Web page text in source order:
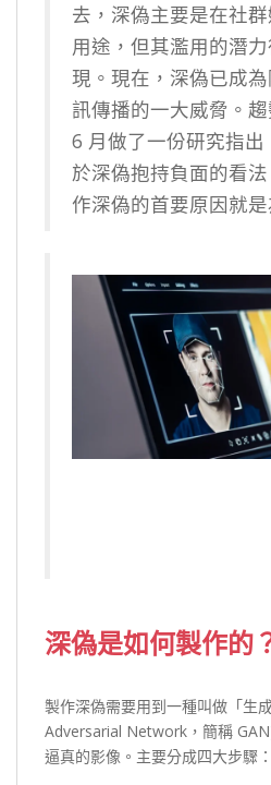
去，深偽主要是在社
用途，但其濫用的潛
現。現在，深偽已成
訊傳播的一大威脅。
6 月做了一份研究指出
於深偽抱持負面的看
作深偽的首要原因就
深偽是如何製作的
製作深偽需要用到一種叫做「生
Adversarial Network，簡稱
逼真的影像。主要分成四大步驟：